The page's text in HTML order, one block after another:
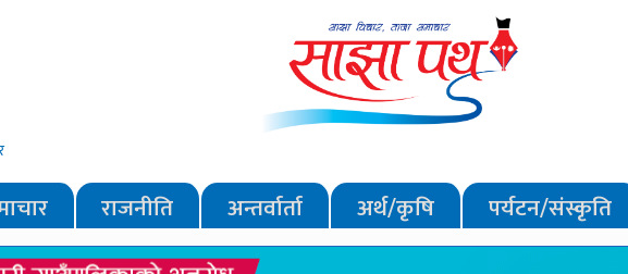
राजनीति अन्तर्वार्ता अर्थ/कृषि पर्यटन/संस्कृति